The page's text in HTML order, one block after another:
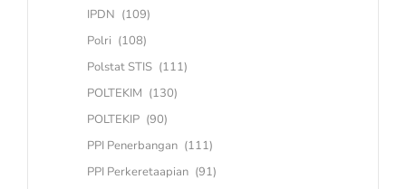
IPDN (109)
Polri (108)
Polstat STIS (111)
POLTEKIM (130)
POLTEKIP (90)
PPI Penerbangan (111)
PPI Perkeretaapian (91)